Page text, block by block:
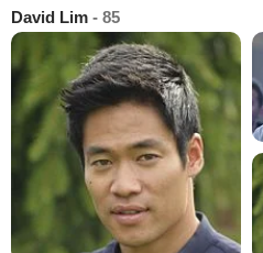
David Lim - 85